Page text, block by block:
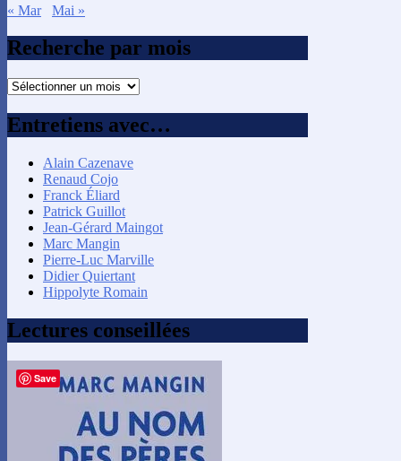
« Mar
Mai »
Recherche par mois
Recherche
mois
Entretiens avec…
Alain Cazenave
Renaud Cojo
Franck Éliard
Patrick Guillot
Jean-Gérard Maingot
Marc Mangin
Pierre-Luc Marville
Didier Quiertant
Hippolyte Romain
Lectures conseillées
Save